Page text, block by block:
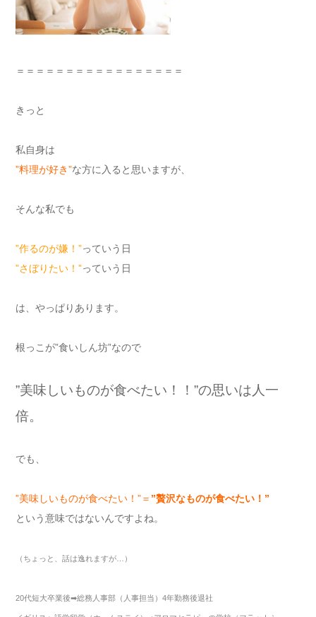
＝＝＝＝＝＝＝＝＝＝＝＝＝＝＝＝＝
きっと
私自身は
”料理が好き”な方に入ると思いますが、
そんな私でも
”作るのが嫌！”っていう日
”さぼりたい！”っていう日
は、やっぱりあります。
根っこが”食いしん坊”なので
”美味しいものが食べたい！！”の思いは人一
倍。
でも、
”美味しいものが食べたい！”＝ ”贅沢なものが食べたい！”
という意味ではないんですよね。
（ちょっと、話は逸れますが…）
20代短大卒業後➡総務人事部（人事担当）4年勤務後退社